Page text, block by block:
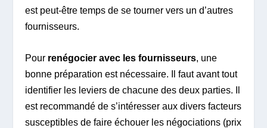
est peut-être temps de se tourner vers un d’autres
fournisseurs.
Pour renégocier avec les fournisseurs, une
bonne préparation est nécessaire. Il faut avant tout
identifier les leviers de chacune des deux parties. Il
est recommandé de s’intéresser aux divers facteurs
susceptibles de faire échouer les négociations (prix